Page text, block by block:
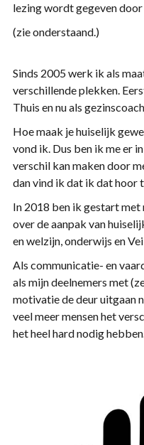
lezing wordt gegeven
(zie onderstaand.)
Sinds 2005 werk ik als
verschillende plekken.
Thuis en nu als
Hoe maak je huiselijk
vond ik. Dus ben ik me er
verschil kan maken door
dan vind ik dat ik dat hoor
In 2018 ben ik gestart
over de aanpak van
en welzijn, onderwijs en
Als communicatie- en
als mijn deelnemers met
motivatie de deur uitgaan
veel meer mensen het
het heel hard nodig